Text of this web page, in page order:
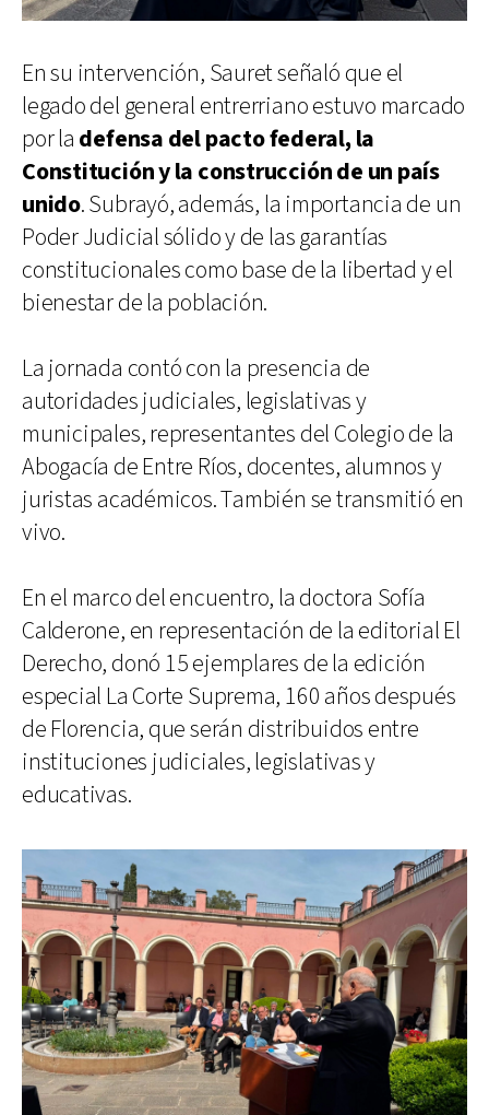
En su intervención, Sauret señaló que el
legado del general entrerriano estuvo marcado
por la defensa del pacto federal, la
Constitución y la construcción de un país
unido. Subrayó, además, la importancia de un
Poder Judicial sólido y de las garantías
constitucionales como base de la libertad y el
bienestar de la población.
La jornada contó con la presencia de
autoridades judiciales, legislativas y
municipales, representantes del Colegio de la
Abogacía de Entre Ríos, docentes, alumnos y
juristas académicos. También se transmitió en
vivo.
En el marco del encuentro, la doctora Sofía
Calderone, en representación de la editorial El
Derecho, donó 15 ejemplares de la edición
especial La Corte Suprema, 160 años después
de Florencia, que serán distribuidos entre
instituciones judiciales, legislativas y
educativas.